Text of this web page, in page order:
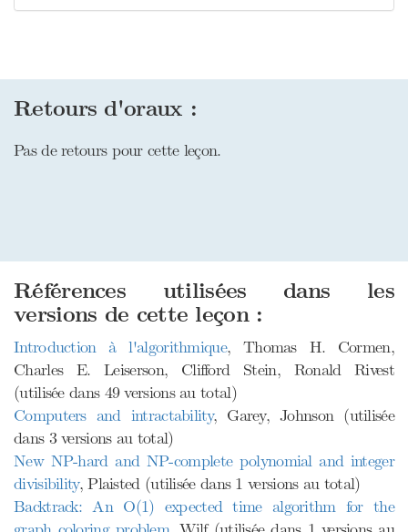
Retours d'oraux :
Pas de retours pour cette leçon.
Références utilisées dans les
versions de cette leçon :
Introduction à l'algorithmique, Thomas H. Cormen,
Charles E. Leiserson, Clifford Stein, Ronald Rivest
(utilisée dans 49 versions au total)
Computers and intractability, Garey, Johnson (utilisée
dans 3 versions au total)
New NP-hard and NP-complete polynomial and integer
divisibility, Plaisted (utilisée dans 1 versions au total)
Backtrack: An O(1) expected time algorithm for the